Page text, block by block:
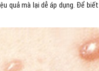
quả mà lại dễ áp dụng. Để